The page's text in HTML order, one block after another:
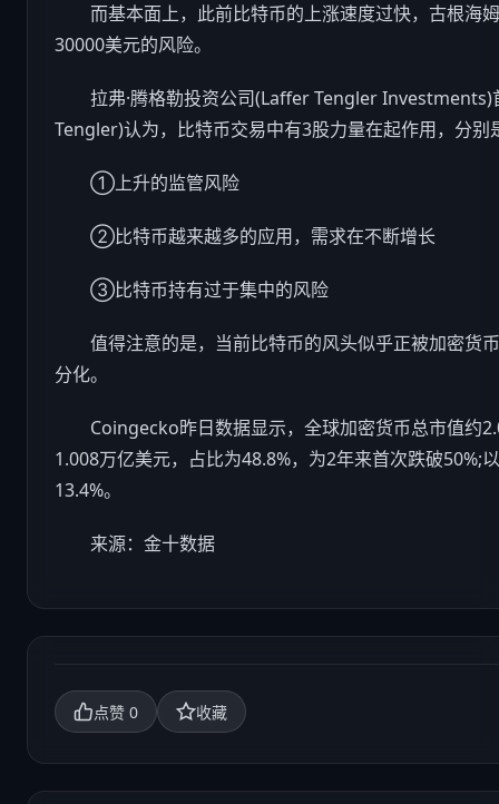
而基本面上，此前比特币的上涨速度过快，古根海
30000美元的风险。
拉弗·腾格勒投资公司(Laffer Tengler Investments)
Tengler)认为，比特币交易中有3股力量在起作用，分别
①上升的监管风险
②比特币越来越多的应用，需求在不断增长
③比特币持有过于集中的风险
值得注意的是，当前比特币的风头似乎正被加密货币
分化。
Coingecko昨日数据显示，全球加密货币总市值约
1.008万亿美元，占比为48.8%，为2年来首次跌破50%;
13.4%。
来源：金十数据
点赞 0 收藏